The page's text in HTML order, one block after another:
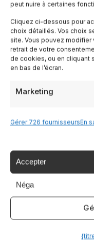
peut nuire à certaines
Cliquez ci-dessous pour
choix détaillés. Vos choix
site. Vous pouvez
retrait de votre
de cookies, ou en cliquant
en bas de l’écran.
Marketing
Gérer 726 fournisseursEn
Accepter
Néga
Lombardia
Trentin
Piemonte
Liguria
Sardaigne
Tutte le Regioni →
Destinazioni
Lac de Garde